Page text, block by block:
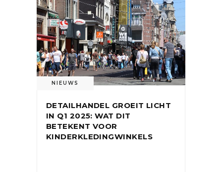
NIEUWS
DETAILHANDEL GROEIT LICHT
IN Q1 2025: WAT DIT
BETEKENT VOOR
KINDERKLEDINGWINKELS